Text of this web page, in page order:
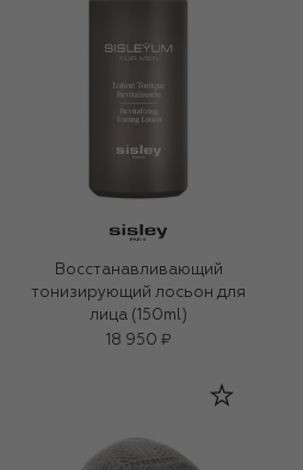
Восстанавливающий
тонизирующий лосьон для
лица (150ml)
18 950 ₽